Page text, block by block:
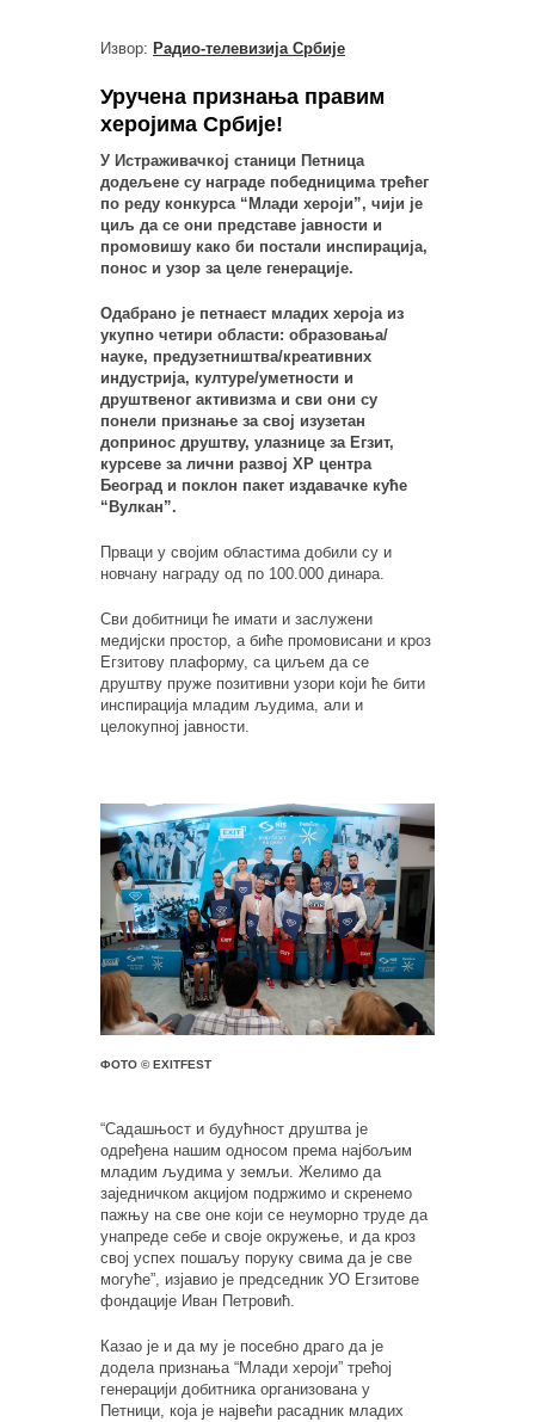
Извор: Радио-телевизија Србије
Уручена признања правим
херојима Србије!
У Истраживачкој станици Петница
додељене су награде победницима трећег
по реду конкурса “Млади хероји”, чији је
циљ да се они представе јавности и
промовишу како би постали инспирација,
понос и узор за целе генерације.
Одабрано је петнаест младих хероја из
укупно четири области: образовања/
науке, предузетништва/креативних
индустрија, културе/уметности и
друштвеног активизма и сви они су
понели признање за свој изузетан
допринос друштву, улазнице за Егзит,
курсеве за лични развој XP центра
Београд и поклон пакет издавачке куће
“Вулкан”.
Прваци у својим областима добили су и
новчану награду од по 100.000 динара.
Сви добитници ће имати и заслужени
медијски простор, а биће промовисани и кроз
Егзитову плаформу, са циљем да се
друштву пруже позитивни узори који ће бити
инспирација младим људима, али и
целокупној јавности.
ФОТО © EXITFEST
“Садашњост и будућност друштва је
одређена нашим односом према најбољим
младим људима у земљи. Желимо да
заједничком акцијом подржимо и скренемо
пажњу на све оне који се неуморно труде да
унапреде себе и своје окружење, и да кроз
свој успех пошаљу поруку свима да је све
могуће”, изјавио је председник УО Егзитове
фондације Иван Петровић.
Казао је и да му је посебно драго да је
додела признања “Млади хероји” трећој
генерацији добитника организована у
Петници, која је највећи расадник младих